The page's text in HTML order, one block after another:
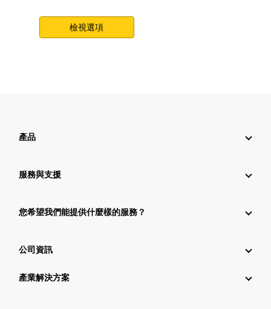
檢視選項
產品
服務與支援
您希望我們能提供什麼樣的服務？
公司資訊
產業解決方案